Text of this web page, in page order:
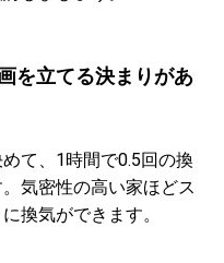
を立てる決まりがあ
て、1時間で0.5回の換
気密性の高い家ほどス
換気ができます。